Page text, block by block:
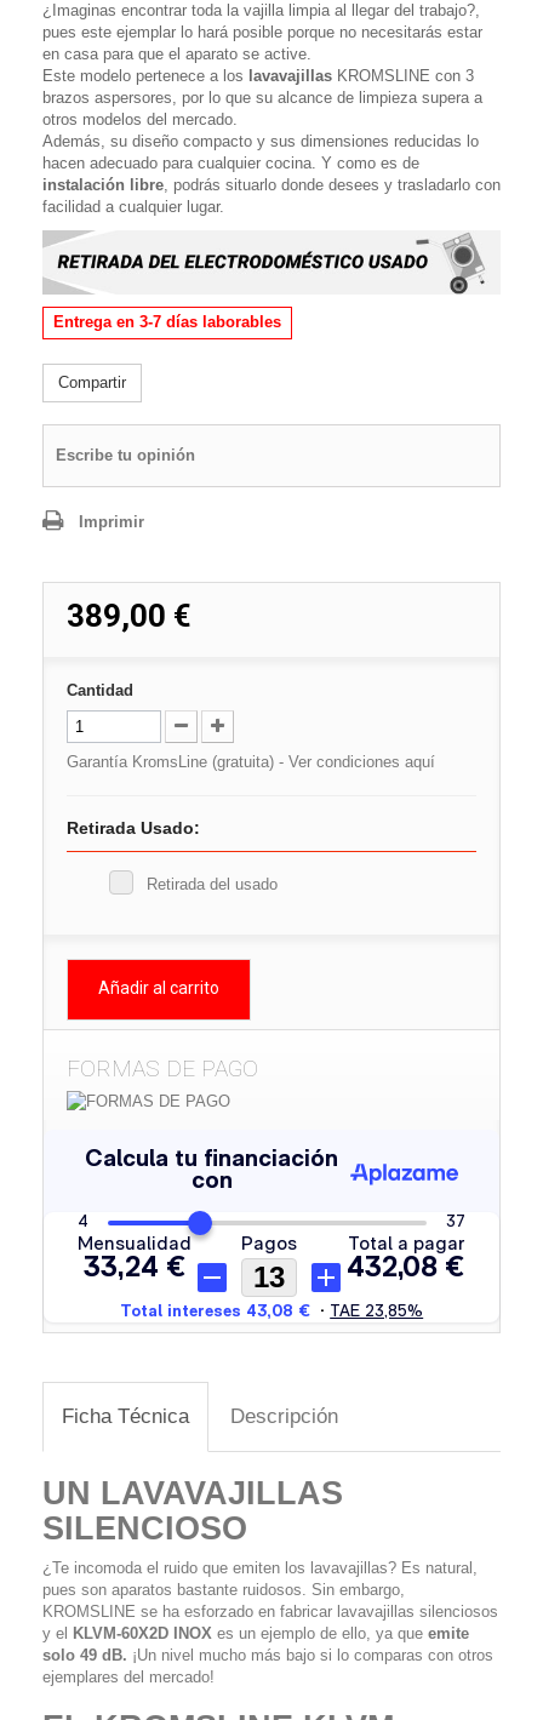
¿Imaginas encontrar toda la vajilla limpia al llegar del trabajo?,
pues este ejemplar lo hará posible porque no necesitarás estar
en casa para que el aparato se active.
Este modelo pertenece a los lavavajillas KROMSLINE con 3
brazos aspersores, por lo que su alcance de limpieza supera a
otros modelos del mercado.
Además, su diseño compacto y sus dimensiones reducidas lo
hacen adecuado para cualquier cocina. Y como es de
instalación libre, podrás situarlo donde desees y trasladarlo con
facilidad a cualquier lugar.
Entrega en 3-7 días laborables
Compartir
Escribe tu opinión
Imprimir
389,00 €
Cantidad
Garantía KromsLine (gratuita) - Ver condiciones aquí
Retirada Usado:
Retirada del usado
Añadir al carrito
FORMAS DE PAGO
Ficha Técnica Descripción
UN LAVAVAJILLAS
SILENCIOSO
¿Te incomoda el ruido que emiten los lavavajillas? Es natural,
pues son aparatos bastante ruidosos. Sin embargo,
KROMSLINE se ha esforzado en fabricar lavavajillas silenciosos
y el KLVM-60X2D INOX es un ejemplo de ello, ya que emite
solo 49 dB. ¡Un nivel mucho más bajo si lo comparas con otros
ejemplares del mercado!